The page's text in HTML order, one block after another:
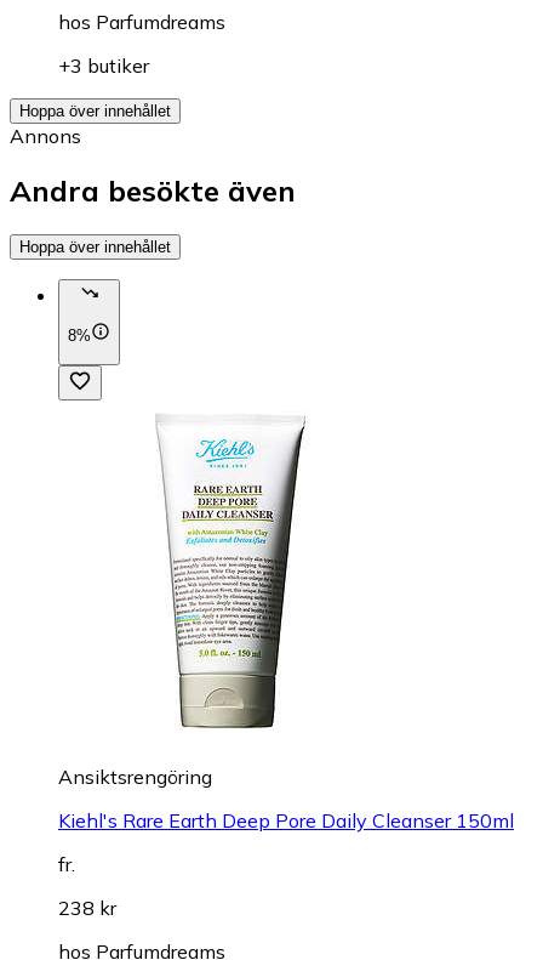
hos Parfumdreams
+3 butiker
Hoppa över innehållet
Annons
Andra besökte även
Hoppa över innehållet
8%
Ansiktsrengöring
Kiehl's Rare Earth Deep Pore Daily Cleanser 150ml
fr.
238 kr
hos Parfumdreams